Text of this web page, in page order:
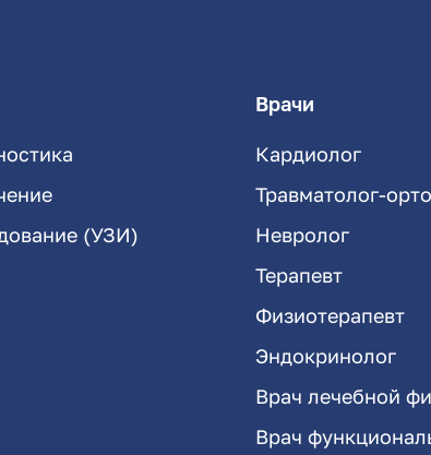
(УЗИ)
Врачи
Кардиолог
Травматолог-
Невролог
Терапевт
Физиотерапевт
Эндокринолог
Врач лечебной
Врач